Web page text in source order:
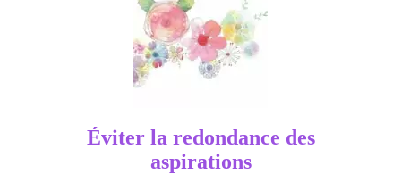
Éviter la redondance des
aspirations